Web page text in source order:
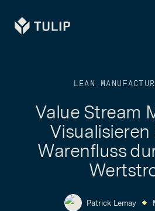
Tulip
LEAN
Value Stream
Visualisieren
Warenfluss
Patrick Lemay